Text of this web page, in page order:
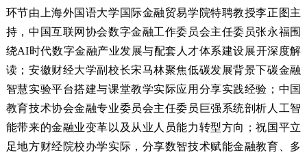
环节由上海外国语大学国际金融贸易学院特聘教授李正图主
持，中国互联网协会数字金融工作委员会主任委员张永福围
绕AI时代数字金融产业发展与配套人才体系建设展开深度解
读；安徽财经大学副校长宋马林聚焦低碳发展背景下碳金融
智慧实验平台搭建与课堂教学实际应用分享实践经验；中国
教育技术协会金融专业委员会主任委员巨强系统剖析人工智
能带来的金融业变革以及从业人员能力转型方向；祝国平立
足地方财经院校办学实际，分享数智技术赋能金融教育、多